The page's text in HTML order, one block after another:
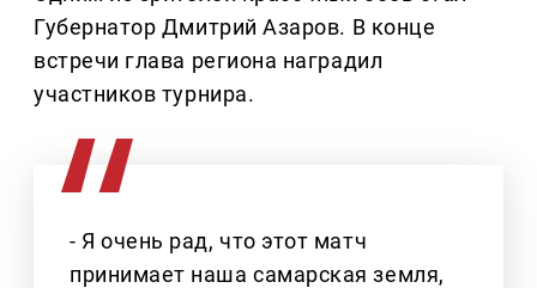
Губернатор Дмитрий Азаров. В конце
встречи глава региона наградил
участников турнира.
- Я очень рад, что этот матч
принимает наша самарская земля,